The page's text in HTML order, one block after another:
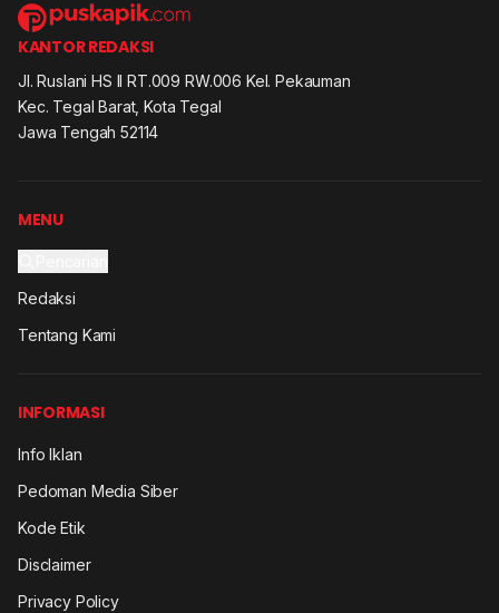
KANTOR REDAKSI
Jl. Ruslani HS II RT.009 RW.006 Kel. Pekauman
Kec. Tegal Barat, Kota Tegal
Jawa Tengah 52114
MENU
Redaksi
Tentang Kami
INFORMASI
Info Iklan
Pedoman Media Siber
Kode Etik
Disclaimer
Privacy Policy